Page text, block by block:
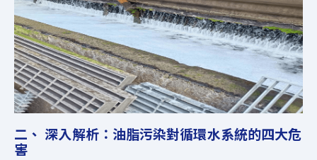
二、 深入解析：油脂污染對循環水系統的四大危
害